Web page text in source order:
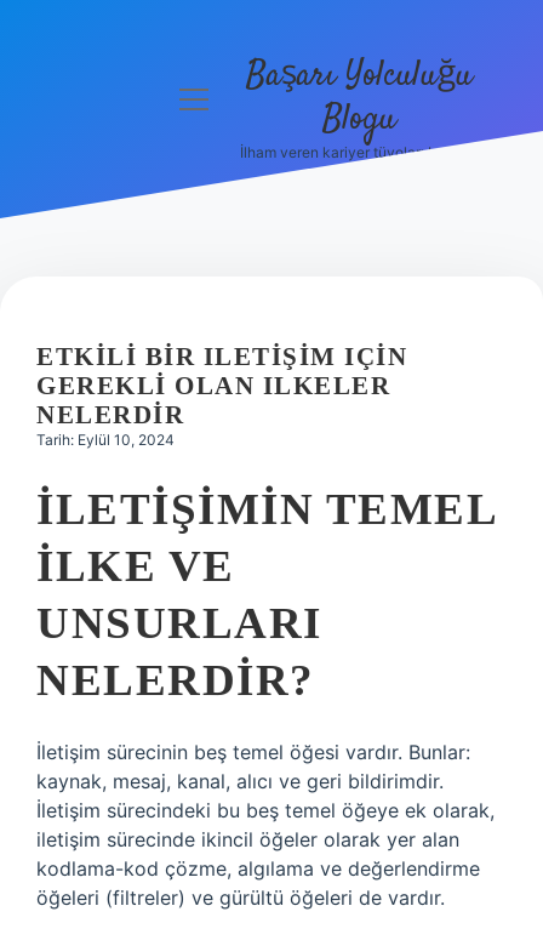
Hakkımızda
menüyüBaşarı Yolculuğu
Blogu
İlham veren kariyer tüyoları burada!
ETKILI BIR ILETIŞIM IÇIN
GEREKLI OLAN ILKELER
NELERDIR
Tarih: Eylül 10, 2024
İLETIŞIMIN TEMEL
ILKE VE
UNSURLARI
NELERDIR?
İletişim sürecinin beş temel öğesi vardır. Bunlar:
kaynak, mesaj, kanal, alıcı ve geri bildirimdir.
İletişim sürecindeki bu beş temel öğeye ek olarak,
iletişim sürecinde ikincil öğeler olarak yer alan
kodlama-kod çözme, algılama ve değerlendirme
öğeleri (filtreler) ve gürültü öğeleri de vardır.